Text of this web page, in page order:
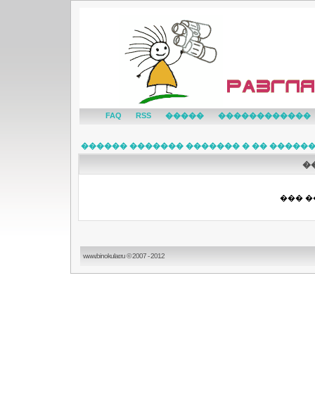
FAQ RSS ����� ������������
������ ������� ������� � ��
���
www.binokular.ru © 2007 - 2012